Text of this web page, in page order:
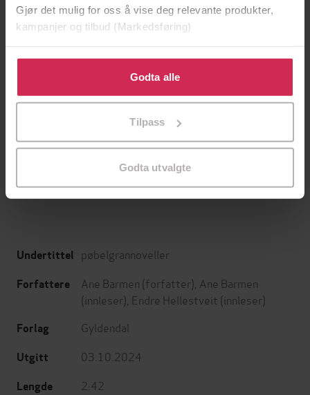
Gjør det mulig for oss å vise deg relevante produkter,
kampanjer og tilbud (Markedsføring)
Klikk på «Godta alle» for å gi oss ditt samtykke til å
bruke cookies for alle disse formålene. Du kan også
tilpasse ditt samtykke til spesifikke formål ved å klikke
Godta alle
Tilpass
Godta utvalgte
Doggerland
Agnes Ravatn
Så gjør vi så
Undertittel pøbelgrannoveller
Forfattere Ane Barmen (forfatter), Ane Barmen
(innleser), Endre Hellestveit (innleser)
Forlag Gyldendal
Utgitt 03.10.2024
Lengde 2:42